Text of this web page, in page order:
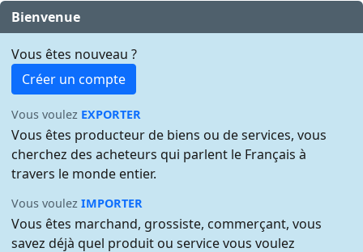
Bienvenue
Vous êtes nouveau ?
Créer un compte
Vous voulez EXPORTER
Vous êtes producteur de biens ou de services, vous
cherchez des acheteurs qui parlent le Français à
travers le monde entier.
Vous voulezIMPORTER
Vous êtes marchand, grossiste, commerçant, vous
savez déjà quel produit ou service vous voulez